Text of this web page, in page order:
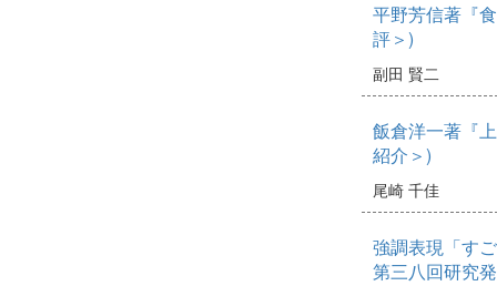
平野芳信著『
評＞)
副田 賢二
飯倉洋一著『
紹介＞)
尾崎 千佳
強調表現「す
第三八回研究